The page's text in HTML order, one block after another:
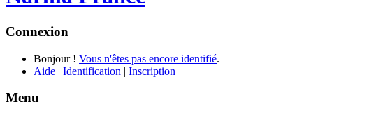
Connexion
Bonjour ! Vous n'êtes pas encore identifié.
Aide | Identification | Inscription
Menu